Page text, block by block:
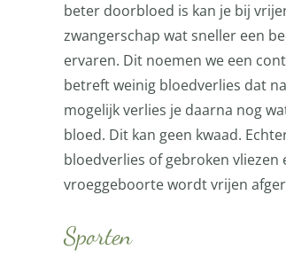
beter doorbloed is kan je bij
zwangerschap wat sneller een
ervaren. Dit noemen we een
betreft weinig bloedverlies dat
mogelijk verlies je daarna nog
bloed. Dit kan geen kwaad.
bloedverlies of gebroken vliezen
vroeggeboorte wordt vrijen
Sporten